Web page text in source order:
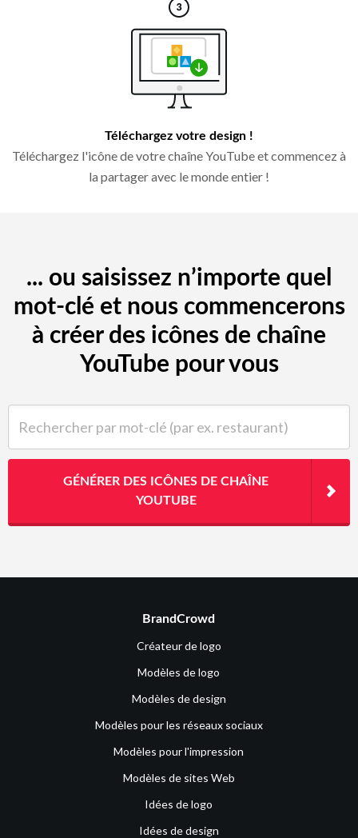
Téléchargez votre design !
Téléchargez l'icône de votre chaîne YouTube et commencez à
la partager avec le monde entier !
... ou saisissez n’importe quel
mot-clé et nous commencerons
à créer des icônes de chaîne
YouTube pour vous
GÉNÉRER DES ICÔNES DE CHAÎNE
YOUTUBE
BrandCrowd
Créateur de logo
Modèles de logo
Modèles de design
Modèles pour les réseaux sociaux
Modèles pour l'impression
Modèles de sites Web
Idées de logo
Idées de design